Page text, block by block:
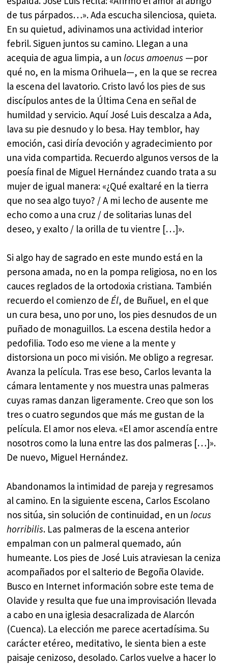
de tus párpados…». Ada escucha silenciosa, quieta.
En su quietud, adivinamos una actividad interior
febril. Siguen juntos su camino. Llegan a una
acequia de agua limpia, a unlocus amoenus —por
qué no, en la misma Orihuela—, en la que se recrea
la escena del lavatorio. Cristo lavó los pies de sus
discípulos antes de la Última Cena en señal de
humildad y servicio. Aquí José Luis descalza a Ada,
lava su pie desnudo y lo besa. Hay temblor, hay
emoción, casi diría devoción y agradecimiento por
una vida compartida. Recuerdo algunos versos de la
poesía final de Miguel Hernández cuando trata a su
mujer de igual manera: «¿Qué exaltaré en la tierra
que no sea algo tuyo? / A mi lecho de ausente me
echo como a una cruz / de solitarias lunas del
deseo, y exalto / la orilla de tu vientre […]».
Si algo hay de sagrado en este mundo está en la
persona amada, no en la pompa religiosa, no en los
cauces reglados de la ortodoxia cristiana. También
recuerdo el comienzo deÉl, de Buñuel, en el que
un cura besa, uno por uno, los pies desnudos de un
puñado de monaguillos. La escena destila hedor a
pedofilia. Todo eso me viene a la mente y
distorsiona un poco mi visión. Me obligo a regresar.
Avanza la película. Tras ese beso, Carlos levanta la
cámara lentamente y nos muestra unas palmeras
cuyas ramas danzan ligeramente. Creo que son los
tres o cuatro segundos que más me gustan de la
película. El amor nos eleva. «El amor ascendía entre
nosotros como la luna entre las dos palmeras […]».
De nuevo, Miguel Hernández.
Abandonamos la intimidad de pareja y regresamos
al camino. En la siguiente escena, Carlos Escolano
nos sitúa, sin solución de continuidad, en unlocus
horribilis. Las palmeras de la escena anterior
empalman con un palmeral quemado, aún
humeante. Los pies de José Luis atraviesan la ceniza
acompañados por el salterio de Begoña Olavide.
Busco en Internet información sobre este tema de
Olavide y resulta que fue una improvisación llevada
a cabo en una iglesia desacralizada de Alarcón
(Cuenca). La elección me parece acertadísima. Su
carácter etéreo, meditativo, le sienta bien a este
paisaje cenizoso, desolado. Carlos vuelve a hacer lo